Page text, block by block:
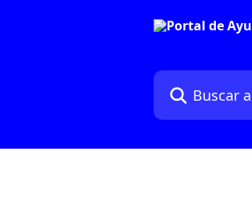
Buscar artículos...